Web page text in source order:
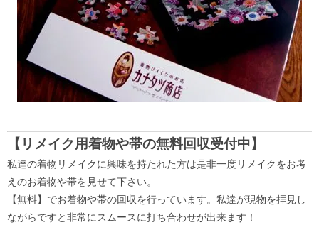
【リメイク用着物や帯の無料回収受付中】
私達の着物リメイクに興味を持たれた方は是非一度リメイクをお考
えのお着物や帯を見せて下さい。
【無料】でお着物や帯の回収を行っています。私達が現物を拝見し
ながらですと非常にスムースに打ち合わせが出来ます！